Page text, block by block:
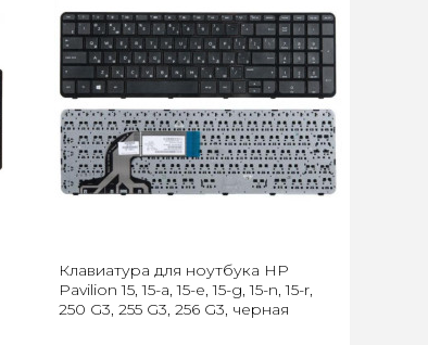
Клавиатура для ноутбука HP
Pavilion 15, 15-a, 15-e, 15-g, 15-n, 15-r,
250 G3, 255 G3, 256 G3, черная